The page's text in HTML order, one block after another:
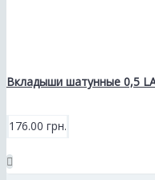
Вкладыши шатунные 0,5
176.00 грн.